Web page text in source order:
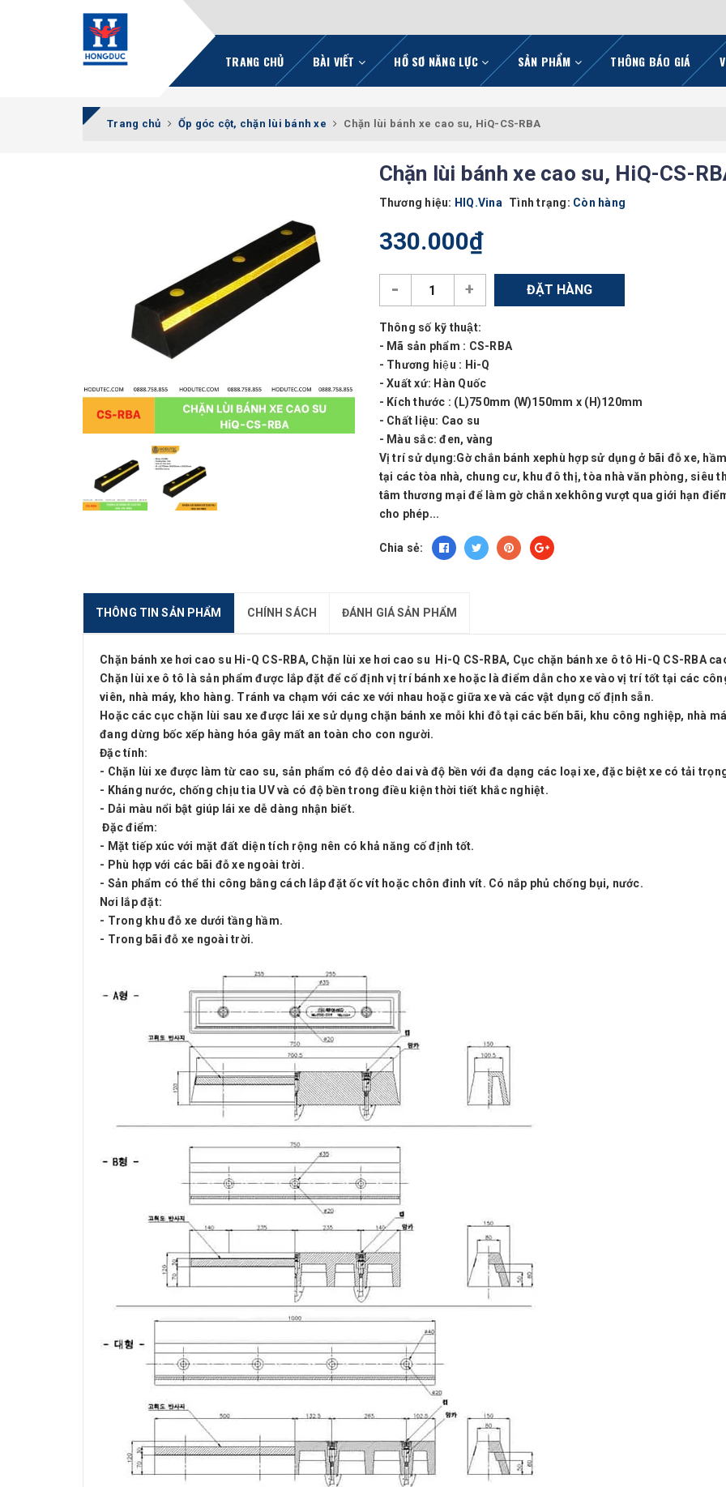
TRANG CHỦ BÀI VIẾT HỒ SƠ NĂNG LỰC SẢN PHẨM THÔNG BÁO GIÁ
Trang chủ Ốp góc cột, chặn lùi bánh xe Chặn lùi bánh xe cao su, HiQ-CS-RBA
Chặn lùi bánh xe cao su, HiQ-CS-
Thương hiệu: HIQ.Vina Tình trạng: Còn hàng
330.000₫
- + ĐẶT HÀNG
Thông số kỹ thuật:
- Mã sản phẩm : CS-RBA
- Thương hiệu : Hi-Q
- Xuất xứ: Hàn Quốc
- Kích thước : (L)750mm (W)150mm x (H)120mm
- Chất liệu: Cao su
- Màu sắc: đen, vàng
Vị trí sử dụng:Gờ chắn bánh xephù hợp sử dụng ở bãi đỗ xe,
tại các tòa nhà, chung cư, khu đô thị, tòa nhà văn phòng, siêu
tâm thương mại để làm gờ chắn xekhông vượt qua giới hạn
cho phép...
Chia sẻ:
THÔNG TIN SẢN PHẨM CHÍNH SÁCH ĐÁNH GIÁ SẢN PHẨM
Chặn bánh xe hơi cao su Hi-Q CS-RBA, Chặn lùi xe hơi cao su Hi-Q CS-RBA, Cục chặn bánh xe ô tô Hi-Q CS-RBA
Chặn lùi xe ô tô là sản phẩm được lắp đặt để cố định vị trí bánh xe hoặc là điểm dẫn cho xe vào vị trí tốt tại các
viên, nhà máy, kho hàng. Tránh va chạm với các xe với nhau hoặc giữa xe và các vật dụng cố định sẵn.
Hoặc các cục chặn lùi sau xe được lái xe sử dụng chặn bánh xe mỗi khi đỗ tại các bến bãi, khu công nghiệp, nhà
đang dừng bốc xếp hàng hóa gây mất an toàn cho con người.
Đặc tính:
- Chặn lùi xe được làm từ cao su, sản phẩm có độ dẻo dai và độ bền với đa dạng các loại xe, đặc biệt xe có tải
- Kháng nước, chống chịu tia UV và có độ bền trong điều kiện thời tiết khắc nghiệt.
- Dải màu nổi bật giúp lái xe dễ dàng nhận biết.
Đặc điểm:
- Mặt tiếp xúc với mặt đất diện tích rộng nên có khả năng cố định tốt.
- Phù hợp với các bãi đỗ xe ngoài trời.
- Sản phẩm có thể thi công bằng cách lắp đặt ốc vít hoặc chôn đinh vít. Có nắp phủ chống bụi, nước.
Nơi lắp đặt:
- Trong khu đỗ xe dưới tầng hầm.
- Trong bãi đỗ xe ngoài trời.